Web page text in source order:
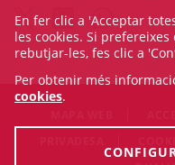
En fer clic a 'Acceptar
les cookies. Si
rebutjar-les, fes clic a
Per obtenir més
cookies.